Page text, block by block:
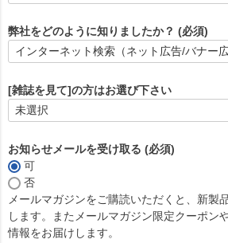
弊社をどのように知りましたか？ (必須)
[雑誌を見て]の方はお選び下さい
お知らせメールを受け取る (必須)
可
否
メールマガジンをご購読いただくと、新製
します。またメールマガジン限定クーポン
情報をお届けします。